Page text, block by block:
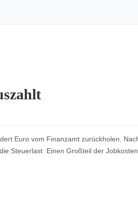
Euro vom Finanzamt zurückholen.
Steuerlast Einen Großteil der